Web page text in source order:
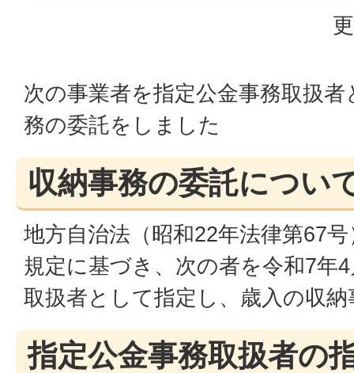
次の事業者を指定公金事務取扱
務の委託をしました
収納事務の委託につい
地方自治法（昭和22年法律第67
規定に基づき、次の者を令和7年
取扱者として指定し、歳入の収
指定公金事務取扱者の